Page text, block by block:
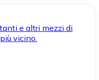
e altri mezzi di
vicino.